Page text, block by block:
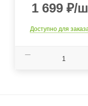
1 699 ₽/
Доступно для